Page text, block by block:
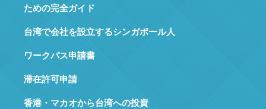
ための完全ガイド
台湾で会社を設立するシンガポール人
ワークパス申請書
滞在許可申請
香港・マカオから台湾への投資